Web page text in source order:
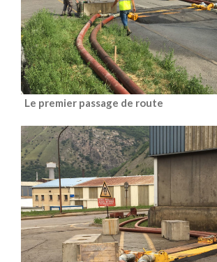
Le premier passage de route